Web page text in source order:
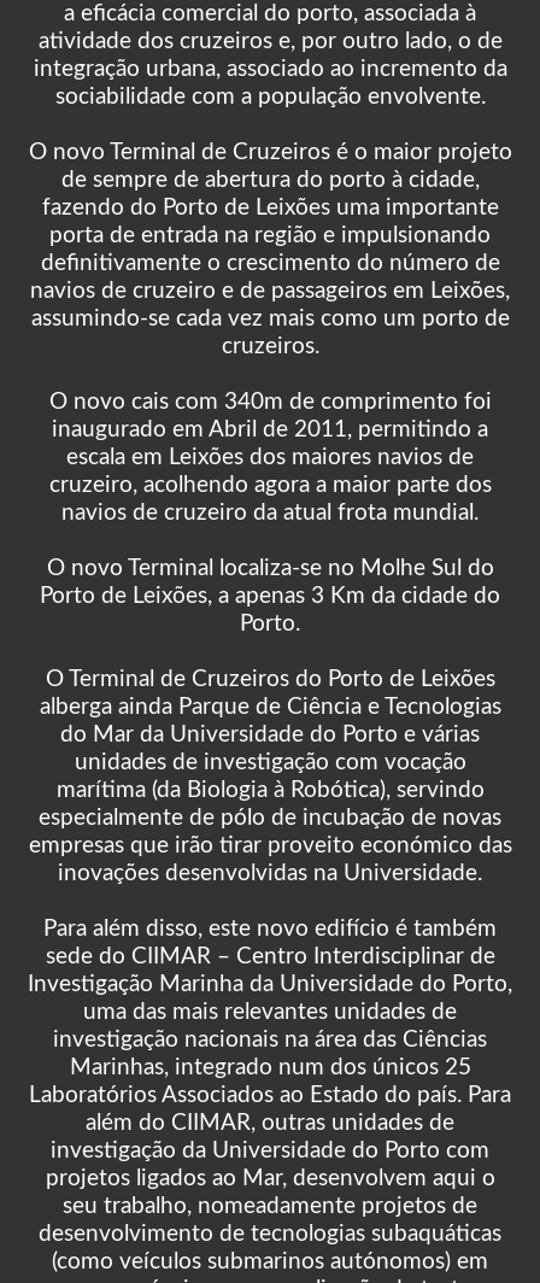
a eficácia comercial do porto, associada à
atividade dos cruzeiros e, por outro lado, o de
integração urbana, associado ao incremento da
sociabilidade com a população envolvente.
O novo Terminal de Cruzeiros é o maior projeto
de sempre de abertura do porto à cidade,
fazendo do Porto de Leixões uma importante
porta de entrada na região e impulsionando
definitivamente o crescimento do número de
navios de cruzeiro e de passageiros em Leixões,
assumindo-se cada vez mais como um porto de
cruzeiros.
O novo cais com 340m de comprimento foi
inaugurado em Abril de 2011, permitindo a
escala em Leixões dos maiores navios de
cruzeiro, acolhendo agora a maior parte dos
navios de cruzeiro da atual frota mundial.
O novo Terminal localiza-se no Molhe Sul do
Porto de Leixões, a apenas 3 Km da cidade do
Porto.
O Terminal de Cruzeiros do Porto de Leixões
alberga ainda Parque de Ciência e Tecnologias
do Mar da Universidade do Porto e várias
unidades de investigação com vocação
marítima (da Biologia à Robótica), servindo
especialmente de pólo de incubação de novas
empresas que irão tirar proveito económico das
inovações desenvolvidas na Universidade.
Para além disso, este novo edifício é também
sede do CIIMAR – Centro Interdisciplinar de
Investigação Marinha da Universidade do Porto,
uma das mais relevantes unidades de
investigação nacionais na área das Ciências
Marinhas, integrado num dos únicos 25
Laboratórios Associados ao Estado do país. Para
além do CIIMAR, outras unidades de
investigação da Universidade do Porto com
projetos ligados ao Mar, desenvolvem aqui o
seu trabalho, nomeadamente projetos de
desenvolvimento de tecnologias subaquáticas
(como veículos submarinos autónomos) em